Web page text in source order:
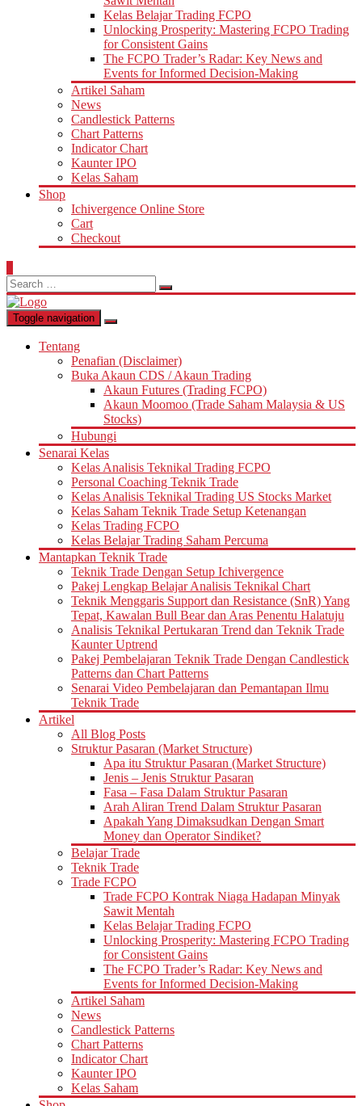
Kelas Belajar Trading FCPO
Unlocking Prosperity: Mastering FCPO Trading
for Consistent Gains
The FCPO Trader’s Radar: Key News and
Events for Informed Decision-Making
Artikel Saham
News
Candlestick Patterns
Chart Patterns
Indicator Chart
Kaunter IPO
Kelas Saham
Shop
Ichivergence Online Store
Cart
Checkout
Search
for:
Toggle navigation
Tentang
Penafian (Disclaimer)
Buka Akaun CDS / Akaun Trading
Akaun Futures (Trading FCPO)
Akaun Moomoo (Trade Saham Malaysia & US
Stocks)
Hubungi
Senarai Kelas
Kelas Analisis Teknikal Trading FCPO
Personal Coaching Teknik Trade
Kelas Analisis Teknikal Trading US Stocks Market
Kelas Saham Teknik Trade Setup Ketenangan
Kelas Trading FCPO
Kelas Belajar Trading Saham Percuma
Mantapkan Teknik Trade
Teknik Trade Dengan Setup Ichivergence
Pakej Lengkap Belajar Analisis Teknikal Chart
Teknik Menggaris Support dan Resistance (SnR) Yang
Tepat, Kawalan Bull Bear dan Aras Penentu Halatuju
Analisis Teknikal Pertukaran Trend dan Teknik Trade
Kaunter Uptrend
Pakej Pembelajaran Teknik Trade Dengan Candlestick
Patterns dan Chart Patterns
Senarai Video Pembelajaran dan Pemantapan Ilmu
Teknik Trade
Artikel
All Blog Posts
Struktur Pasaran (Market Structure)
Apa itu Struktur Pasaran (Market Structure)
Jenis – Jenis Struktur Pasaran
Fasa – Fasa Dalam Struktur Pasaran
Arah Aliran Trend Dalam Struktur Pasaran
Apakah Yang Dimaksudkan Dengan Smart
Money dan Operator Sindiket?
Belajar Trade
Teknik Trade
Trade FCPO
Trade FCPO Kontrak Niaga Hadapan Minyak
Sawit Mentah
Kelas Belajar Trading FCPO
Unlocking Prosperity: Mastering FCPO Trading
for Consistent Gains
The FCPO Trader’s Radar: Key News and
Events for Informed Decision-Making
Artikel Saham
News
Candlestick Patterns
Chart Patterns
Indicator Chart
Kaunter IPO
Kelas Saham